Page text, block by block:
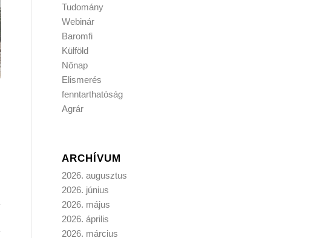
Tudomány
Webinár
Baromfi
Külföld
Nőnap
Elismerés
fenntarthatóság
Agrár
ARCHÍVUM
2026. augusztus
2026. június
2026. május
2026. április
2026. március